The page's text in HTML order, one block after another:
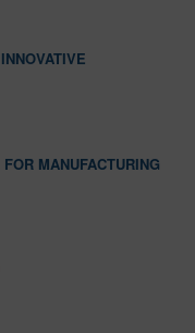
MANUFACTURING